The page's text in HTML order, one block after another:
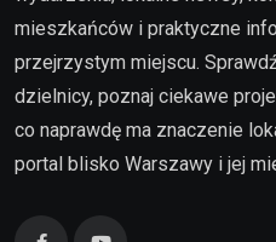
mieszkańców i praktyczne
przejrzystym miejscu.
dzielnicy, poznaj ciekawe
co naprawdę ma znaczenie
portal blisko Warszawy i jej